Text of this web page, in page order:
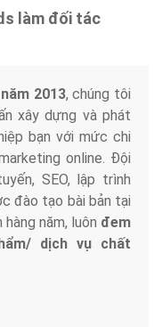
làm đối tác
2013, chúng tôi
xây dựng và phát
bạn với mức chi
online. Đội
SEO, lập trình
đào tạo bài bản tại
năm, luôn đem
dịch vụ chất